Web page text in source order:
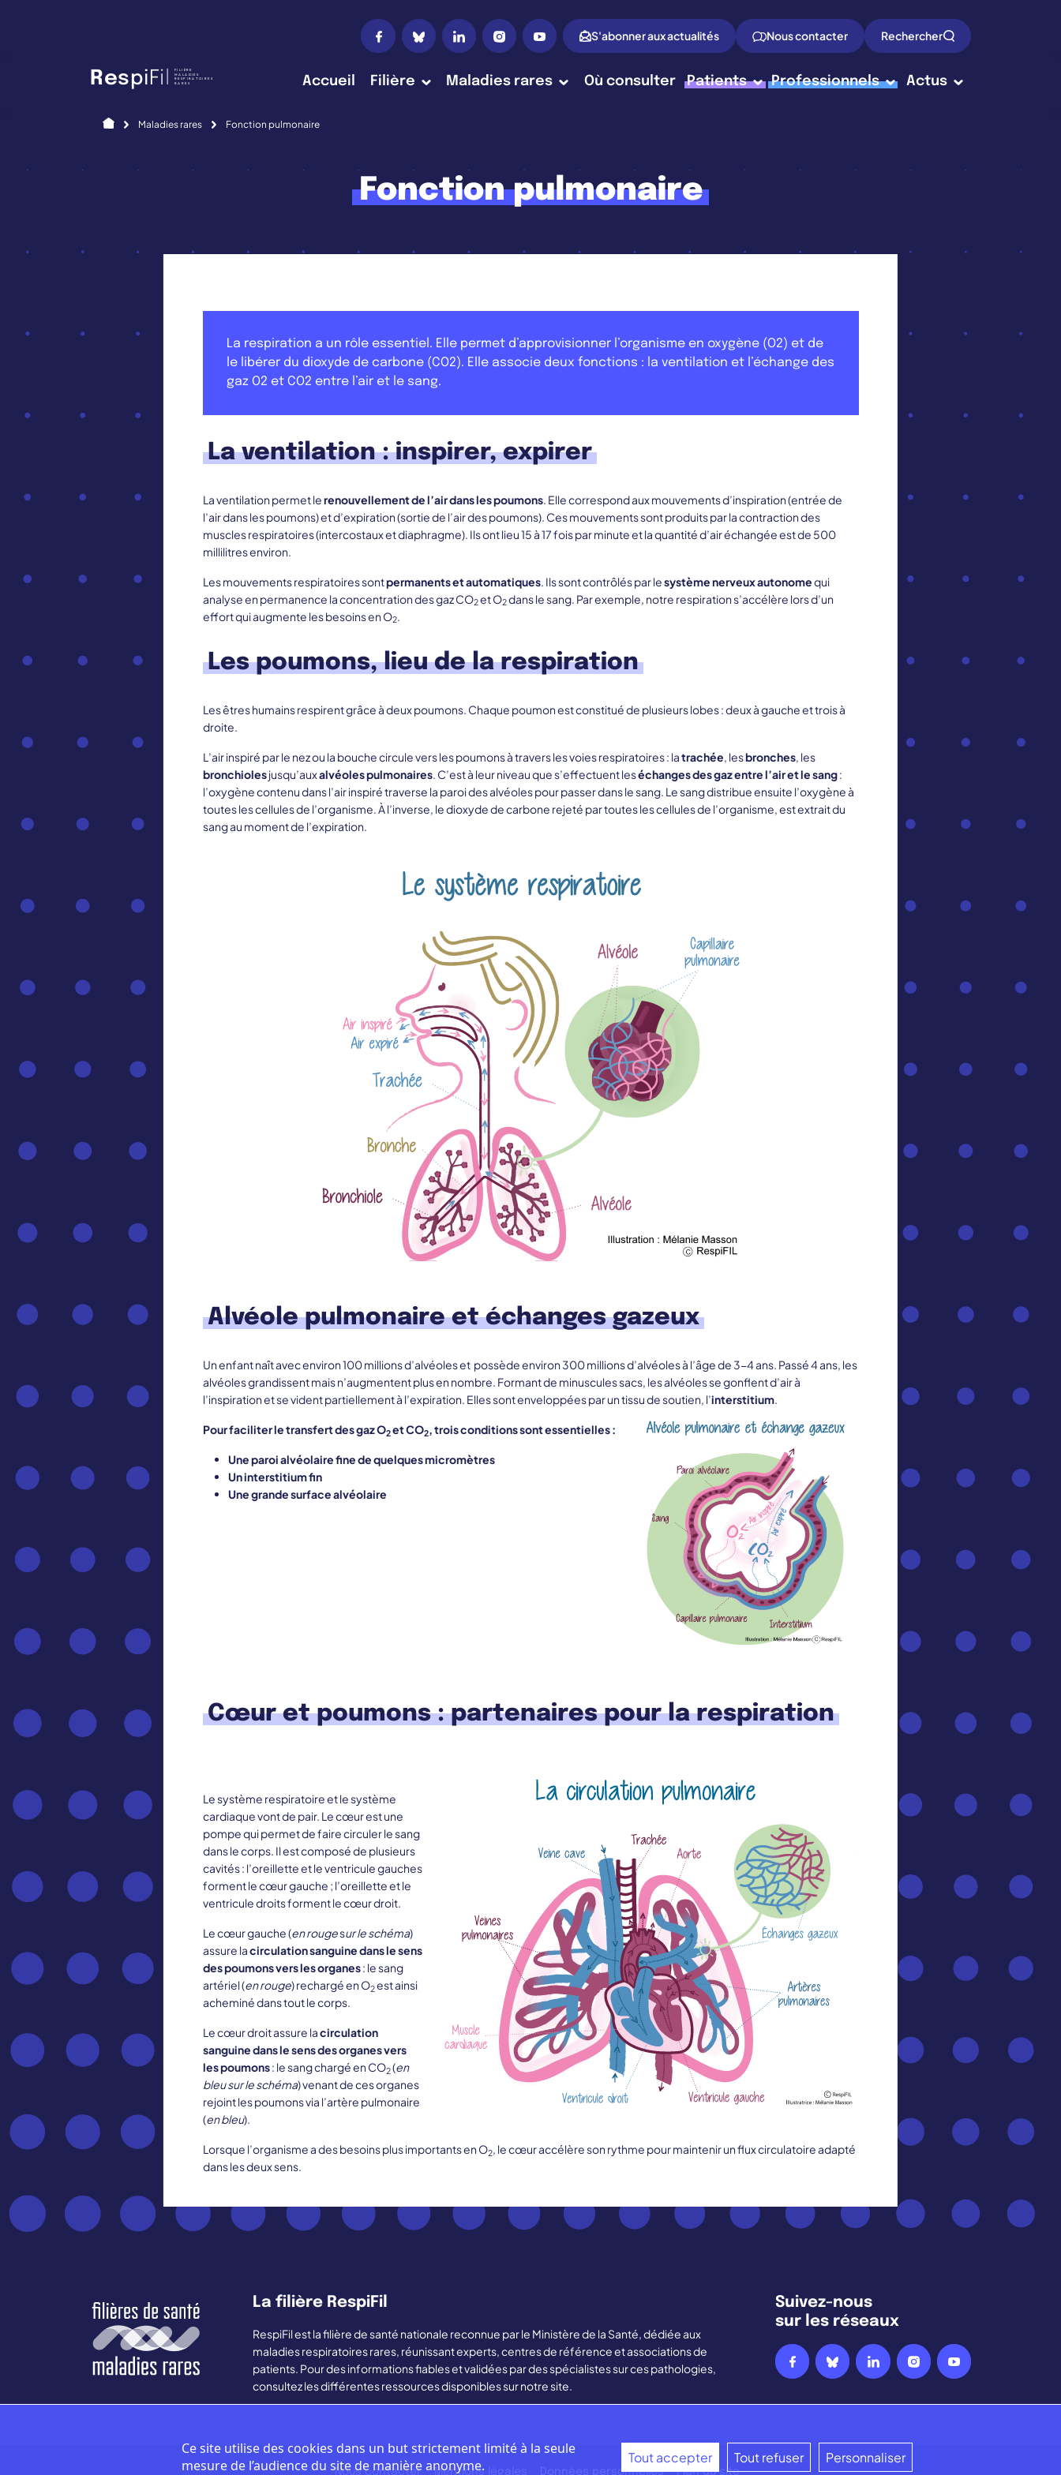
S'abonner aux actualités Nous contacter Rechercher
RespiFi FILIÈRE
MALADIES
RESPIRATOIRES
RARES Accueil Filière Maladies rares Où consulter Patients Professionnels Actus
AccueilMaladies rares Fonction pulmonaire
Fonction pulmonaire
La respiration a un rôle essentiel. Elle permet d’approvisionner l’organisme en oxygène (O2) et de
le libérer du dioxyde de carbone (CO2). Elle associe deux fonctions : la ventilation et l’échange des
gaz O2 et CO2 entre l’air et le sang.
La ventilation : inspirer, expirer
La ventilation permet lerenouvellement de l’air dans les poumons. Elle correspond aux mouvements d’inspiration (entrée de
l’air dans les poumons) et d’expiration (sortie de l’air des poumons). Ces mouvements sont produits par la contraction des
muscles respiratoires (intercostaux et diaphragme). Ils ont lieu 15 à 17 fois par minute et la quantité d’air échangée est de 500
millilitres environ.
Les mouvements respiratoires sontpermanents et automatiques. Ils sont contrôlés par lesystème nerveux autonomequi
analyse en permanence la concentration des gaz CO2et O2dans le sang. Par exemple, notre respiration s’accélère lors d’un
effort qui augmente les besoins en O2.
Les poumons, lieu de la respiration
Les êtres humains respirent grâce à deux poumons. Chaque poumon est constitué de plusieurs lobes : deux à gauche et trois à
droite.
L’air inspiré par le nez ou la bouche circule vers les poumons à travers les voies respiratoires : latrachée, lesbronches, les
bronchiolesjusqu’auxalvéoles pulmonaires. C’est à leur niveau que s’effectuent leséchanges des gazentre l’air et le sang:
l’oxygène contenu dans l’air inspiré traverse la paroi des alvéoles pour passer dans le sang. Le sang distribue ensuite l’oxygène à
toutes les cellules de l’organisme. À l’inverse, le dioxyde de carbone rejeté par toutes les cellules de l’organisme, est extrait du
sang au moment de l’expiration.
Alvéole pulmonaire et échanges gazeux
Un enfant naît avec environ 100 millions d’alvéoles et possède environ 300 millions d’alvéoles à l’âge de 3-4 ans. Passé 4 ans, les
alvéoles grandissent mais n’augmentent plus en nombre. Formant de minuscules sacs, les alvéoles se gonflent d’air à
l’inspiration et se vident partiellement à l’expiration. Elles sont enveloppées par un tissu de soutien, l’interstitium.
Pour faciliter le transfert des gaz O2et CO2, trois conditions sont essentielles :
Une paroi alvéolaire fine de quelques micromètres
Un interstitium fin
Une grande surface alvéolaire
Cœuret poumons : partenaires pour la respiration
Le système respiratoire et le système
cardiaque vont de pair. Le cœur est une
pompe qui permet de faire circuler le sang
dans le corps. Il est composé de plusieurs
cavités : l’oreillette et le ventricule gauches
forment le cœur gauche ; l’oreillette et le
ventricule droits forment le cœur droit.
Le cœur gauche (en rougesur le schéma)
assure lacirculation sanguine dans le sens
des poumons vers les organes: le sang
artériel (en rouge) rechargé en O2est ainsi
acheminé dans tout le corps.
Le cœur droit assure lacirculation
sanguine dans le sens des organes vers
les poumons: le sang chargé en CO2(en
bleu sur le schéma) venant de ces organes
rejoint les poumons via l’artère pulmonaire
(en bleu).
Lorsque l’organisme a des besoins plus importants en O2, le cœur accélère son rythme pour maintenir un flux circulatoire adapté
dans les deux sens.
La filière RespiFil
RespiFil est la filière de santé nationale reconnue par le Ministère de la Santé, dédiée aux
maladies respiratoires rares, réunissant experts, centres de référence et associations de
patients. Pour des informations fiables et validées par des spécialistes sur ces pathologies,
consultez les différentes ressources disponibles sur notre site.
Suivez-nous
sur les réseaux
Nous contacter Mentions légales Données personnelles Plan du site
Ce site utilise des cookies dans un but strictement limité à la seule
mesure de l’audience du site de manière anonyme.
Tout accepter Tout refuser Personnaliser